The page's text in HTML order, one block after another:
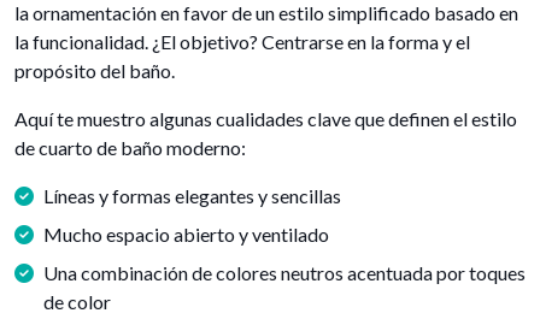
la ornamentación en favor de un estilo simplificado basado en
la funcionalidad. ¿El objetivo? Centrarse en la forma y el
propósito del baño.
Aquí te muestro algunas cualidades clave que definen el estilo
de cuarto de baño moderno:
Líneas y formas elegantes y sencillas
Mucho espacio abierto y ventilado
Una combinación de colores neutros acentuada por toques
de color